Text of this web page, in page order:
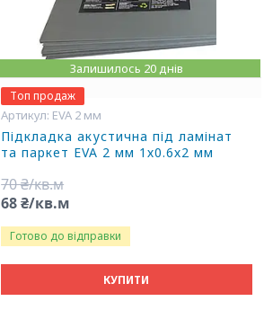
Залишилось 20 днів
Топ продаж
EVA 2 мм
Підкладка акустична під ламінат
та паркет EVA 2 мм 1х0.6х2 мм
70 ₴/кв.м
68 ₴/кв.м
Готово до відправки
КУПИТИ